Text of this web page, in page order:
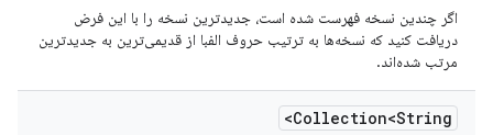
اگر چندین نسخه فهرست شده است، جدیدترین نسخه را با این فرض
دریافت کنید که نسخه‌ها به ترتیب حروف الفبا از قدیمی‌ترین به جدیدترین
مرتب شده‌اند.
Collection<String>